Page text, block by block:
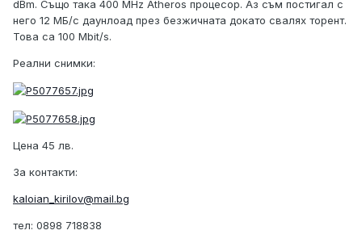
dBm. Също така 400 MHz Atheros процесор. Аз съм постигал с
него 12 МБ/с даунлоад през безжичната докато свалях торент.
Това са 100 Mbit/s.
Реални снимки:
Цена 45 лв.
За контакти:
kaloian_kirilov@mail.bg
тел: 0898 718838